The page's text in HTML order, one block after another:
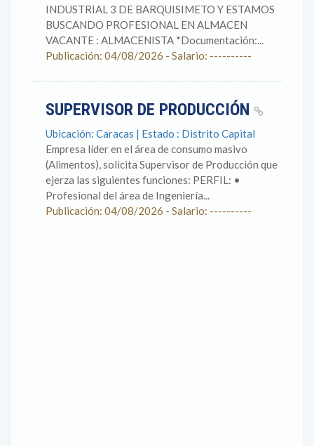
INDUSTRIAL 3 DE BARQUISIMETO Y ESTAMOS
BUSCANDO PROFESIONAL EN ALMACEN
VACANTE : ALMACENISTA *Documentación:...
Publicación: 04/08/2026 - Salario: ----------
SUPERVISOR DE PRODUCCIÓN
Ubicación: Caracas | Estado : Distrito Capital
Empresa líder en el área de consumo masivo
(Alimentos), solicita Supervisor de Producción que
ejerza las siguientes funciones: PERFIL: •
Profesional del área de Ingeniería...
Publicación: 04/08/2026 - Salario: ----------